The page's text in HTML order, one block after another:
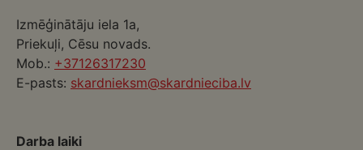
Izmēģinātāju iela 1a,
Priekuļi, Cēsu novads.
Mob.: +37126317230
E-pasts: skardnieksm@skardnieciba.lv
Darba laiki